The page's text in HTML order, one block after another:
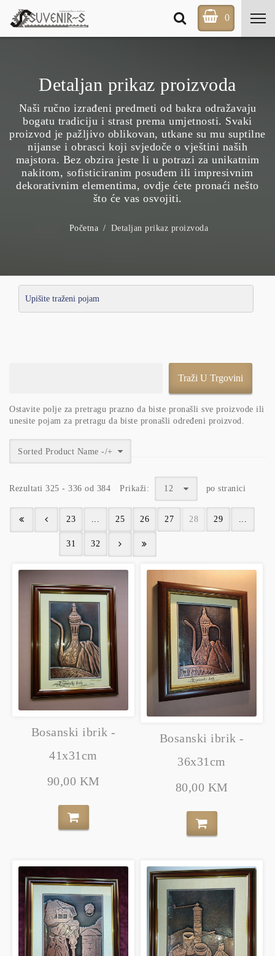
0
Detaljan prikaz proizvoda
Naši ručno izrađeni predmeti od bakra odražavaju
bogatu tradiciju i strast prema umjetnosti. Svaki
proizvod je pažljivo oblikovan, utkane su mu suptilne
nijanse i obrasci koji svjedoče o vještini naših
majstora. Bez obzira jeste li u potrazi za unikatnim
nakitom, sofisticiranim posuđem ili impresivnim
dekorativnim elementima, ovdje ćete pronaći nešto
što će vas osvojiti.
Početna Detaljan prikaz proizvoda
Ostavite polje za pretragu prazno da biste pronašli sve proizvode ili
unesite pojam za pretragu da biste pronašli određeni proizvod.
Sorted Product Name -/+
Rezultati 325 - 336 od 384 Prikaži: 12 po stranici
23 ... 25 26 27 28 29 ...
31 32
Bosanski ibrik -
41x31cm
90,00 KM
Bosanski ibrik -
36x31cm
80,00 KM